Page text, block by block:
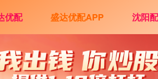
优配 盛达优配APP 沈阳